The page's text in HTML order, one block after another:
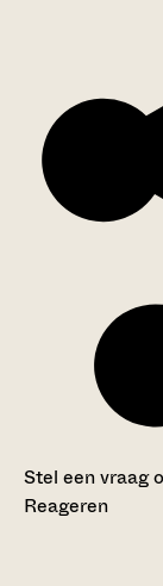
Stel een vraag
Reageren